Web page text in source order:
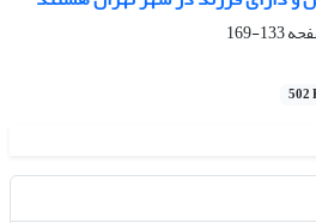
133-169
502